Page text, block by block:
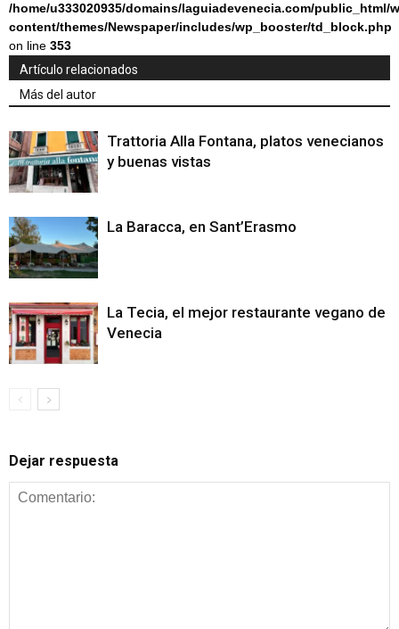
/home/u333020935/domains/laguiadevenecia.com/public_html/
content/themes/Newspaper/includes/wp_booster/td_block.php
on line 353
Artículo relacionados
Más del autor
Trattoria Alla Fontana, platos venecianos
y buenas vistas
La Baracca, en Sant’Erasmo
La Tecia, el mejor restaurante vegano de
Venecia
Dejar respuesta